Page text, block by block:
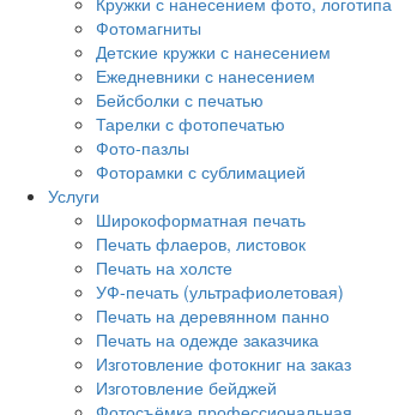
Фотомагниты
Детские кружки с нанесением
Ежедневники с нанесением
Бейсболки с печатью
Тарелки с фотопечатью
Фото-пазлы
Фоторамки с сублимацией
Услуги
Широкоформатная печать
Печать флаеров, листовок
Печать на холсте
УФ-печать (ультрафиолетовая)
Печать на деревянном панно
Печать на одежде заказчика
Изготовление фотокниг на заказ
Изготовление бейджей